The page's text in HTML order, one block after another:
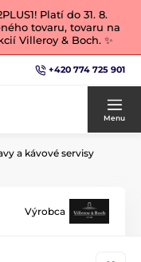
Platí do 31. 8.
tovaru, tovaru na
Villeroy & Boch. ✨
+420 774 725 901
Menu
a kávové servisy
Výrobca